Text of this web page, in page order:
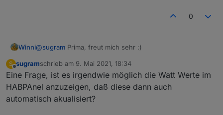
angezeigt, keine sonstigen Werte die man auslesen
Adapter deaktiviert und FB neu gestartet.
Zugangsdaten erneut eingegeben, abgespeichert und
den Adapter neu gestartet, sind nun auch alle Werte
vorhanden
0
Winni@sugram Prima, freut mich sehr :)
S
Offline
sugramschrieb am 9. Mai 2021, 18:34
zuletzt editiert von
Eine Frage, ist es irgendwie möglich die Watt Werte im
HABPAnel anzuzeigen, daß diese dann auch
automatisch akualisiert?